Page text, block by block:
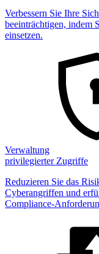
Verbessern Sie Ihre
beeinträchtigen, indem
einsetzen.
Verwaltung
privilegierter Zugriffe
Reduzieren Sie das
Cyberangriffen und
Compliance-